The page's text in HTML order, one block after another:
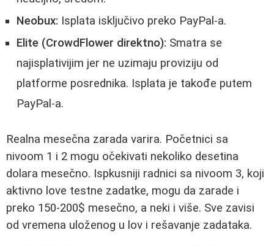
Neobux: Isplata isključivo preko PayPal-a.
Elite (CrowdFlower direktno): Smatra se
najisplativijim jer ne uzimaju proviziju od
platforme posrednika. Isplata je takođe putem
PayPal-a.
Realna mesečna zarada varira. Početnici sa
nivoom 1 i 2 mogu očekivati nekoliko desetina
dolara mesečno. Ispkusniji radnici sa nivoom 3, koji
aktivno love testne zadatke, mogu da zarade i
preko 150-200$ mesečno, a neki i više. Sve zavisi
od vremena uloženog u lov i rešavanje zadataka.